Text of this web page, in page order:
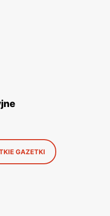
GAZETKI